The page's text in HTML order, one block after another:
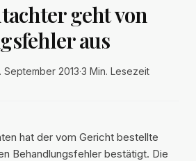
geht von
aus
September 2013·3 Min. Lesezeit
hat der vom Gericht bestellte
Behandlungsfehler bestätigt. Die